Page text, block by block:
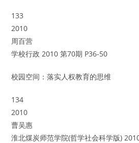
133
2010
周百营
学校行政 2010 第70期 P36-50
校园空间：落实人权教育的思维
134
2010
曹吴惠
淮北煤炭师范学院(哲学社会科学版)